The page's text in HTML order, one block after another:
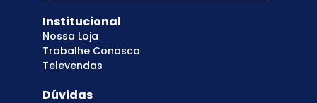
Institucional
Nossa Loja
Trabalhe Conosco
Televendas
Dúvidas